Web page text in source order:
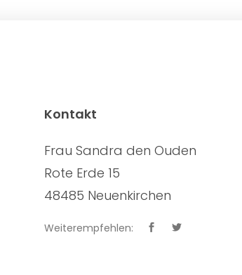
Kontakt
Frau Sandra den Ouden
Rote Erde 15
48485 Neuenkirchen
Weiterempfehlen: